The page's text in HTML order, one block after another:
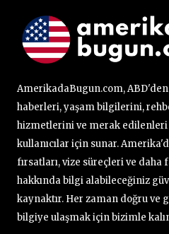
AmerikadaBugun.com,
haberleri, yaşam bilgilerini,
hizmetlerini ve merak
kullanıcılar için sunar.
fırsatları, vize süreçleri ve daha
hakkında bilgi alabileceğiniz
kaynaktır. Her zaman doğru ve
bilgiye ulaşmak için bizimle